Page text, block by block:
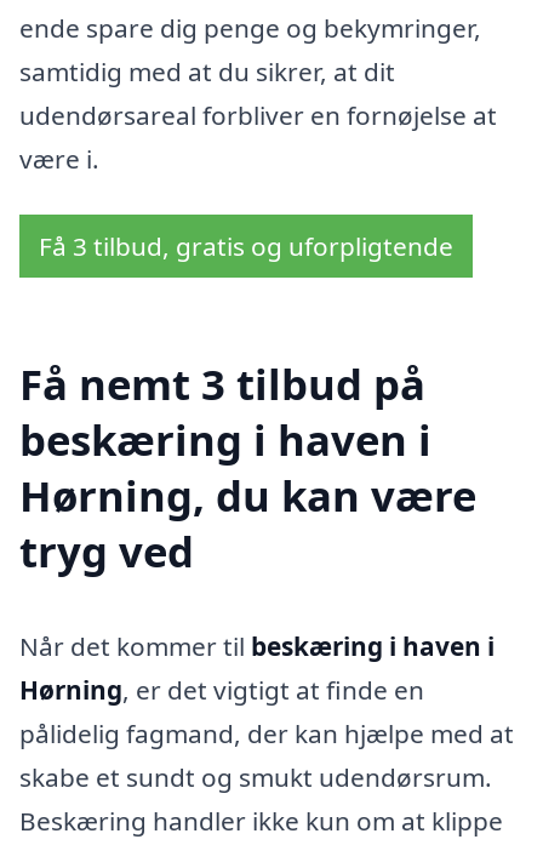
ende spare dig penge og bekymringer,
samtidig med at du sikrer, at dit
udendørsareal forbliver en fornøjelse at
være i.
Få 3 tilbud, gratis og uforpligtende
Få nemt 3 tilbud på
beskæring i haven i
Hørning, du kan være
tryg ved
Når det kommer til beskæring i haven i
Hørning, er det vigtigt at finde en
pålidelig fagmand, der kan hjælpe med at
skabe et sundt og smukt udendørsrum.
Beskæring handler ikke kun om at klippe